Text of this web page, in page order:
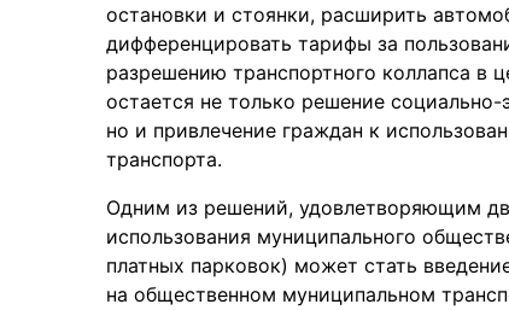
остановки и стоянки, расширить
дифференцировать тарифы за
разрешению транспортного коллапса в
остается не только решение
но и привлечение граждан к
транспорта.
Одним из решений, удовлетворяющим
использования муниципального
платных парковок) может стать
на общественном муниципальном